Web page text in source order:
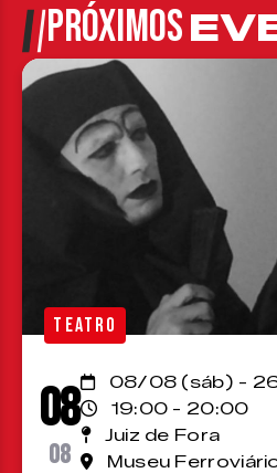
PRÓXIMOS
TEATRO
08
08
08/08 (sáb) -
19:00 - 20:00
Juiz de Fora
Museu